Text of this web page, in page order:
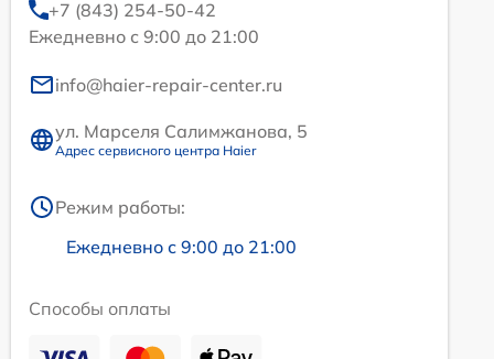
+7 (843) 254-50-42
Ежедневно с 9:00 до 21:00
info@haier-repair-center.ru
ул. Марселя Салимжанова, 5
Адрес сервисного центра Haier
Режим работы:
Ежедневно с 9:00 до 21:00
Способы оплаты